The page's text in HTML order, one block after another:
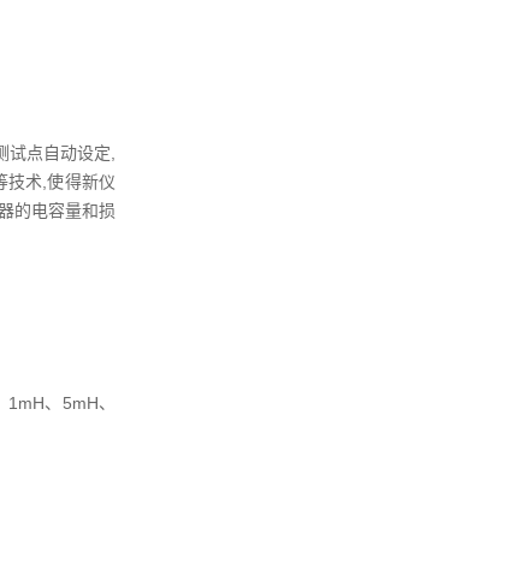
点自动设定,
技术,使得新仪
的电容量和损
、5mH、